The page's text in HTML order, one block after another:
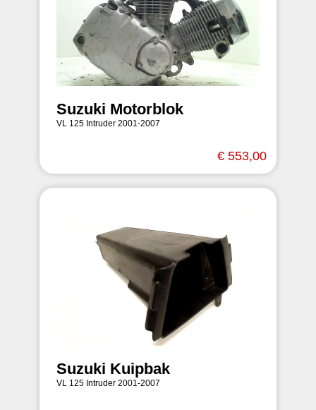
Suzuki Motorblok
VL 125 Intruder 2001-2007
€ 553,00
Suzuki Kuipbak
VL 125 Intruder 2001-2007